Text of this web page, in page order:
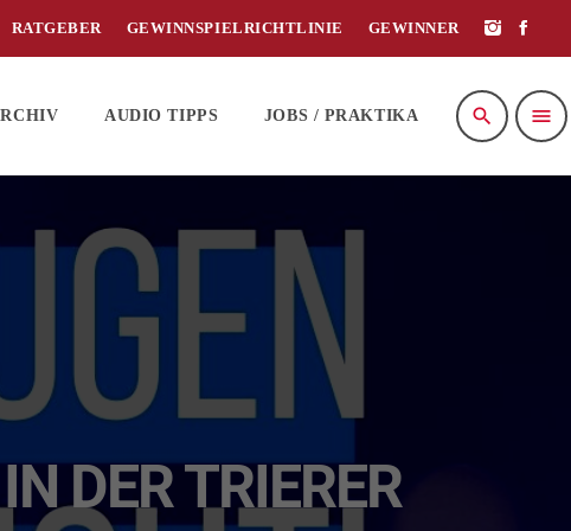
RATGEBER GEWINNSPIELRICHTLINIE GEWINNER
AUDIO TIPPS JOBS / PRAKTIKA search menu
DER TRIERER